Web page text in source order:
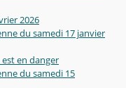
2026
du samedi 17 janvier
est en danger
du samedi 15